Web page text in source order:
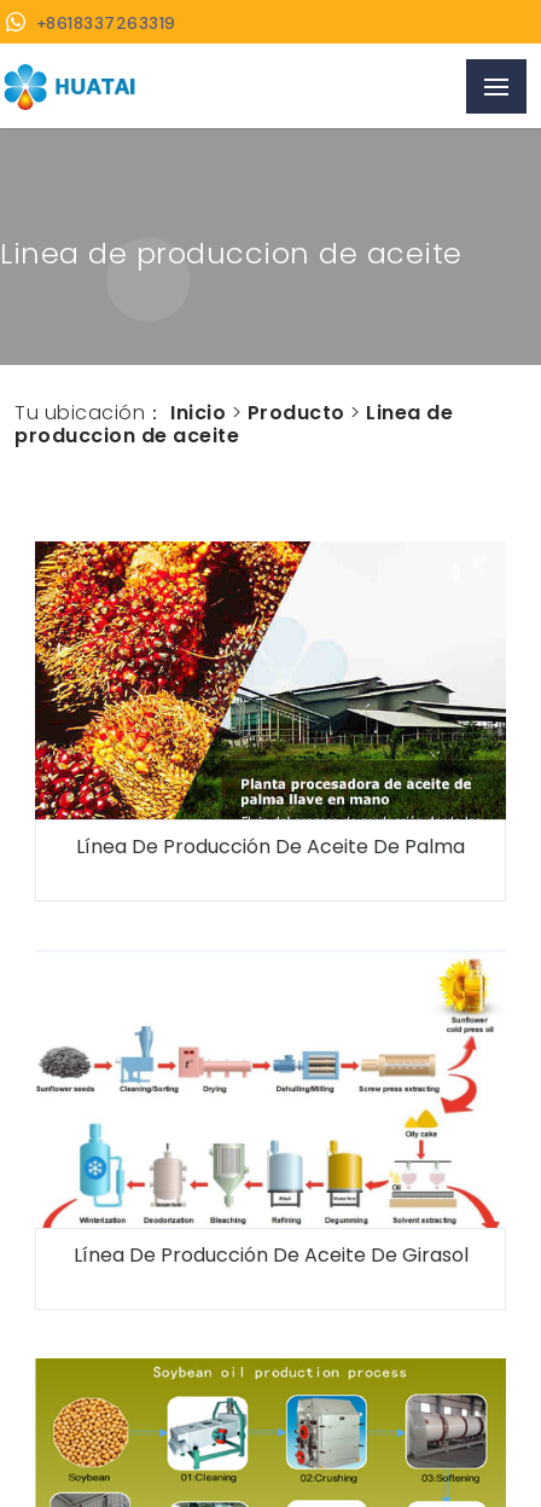
+8618337263319
Linea de produccion de aceite
Tu ubicación： Inicio > Producto > Linea de
produccion de aceite
Línea De Producción De Aceite De Palma
Línea De Producción De Aceite De Girasol